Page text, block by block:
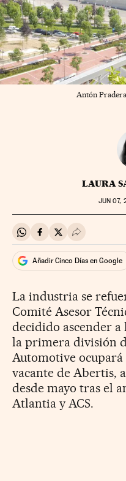
Antón
LAURA
JUN 07,
Compartir en Whatsapp
Compartir en
Compartir en
Desplegar
Añadir Cinco Días en Google
La industria se
Comité Asesor
decidido ascender
la primera división
Automotive
vacante de Abertis,
desde mayo tras el
Atlantia y ACS.